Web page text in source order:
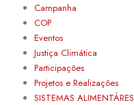
Campanha
COP
Eventos
Justiça Climática
Participações
Projetos e Realizações
SISTEMAS ALIMENTÁRES